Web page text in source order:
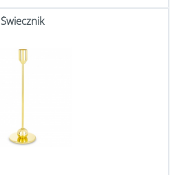
Świecznik